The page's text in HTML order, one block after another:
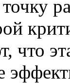
что